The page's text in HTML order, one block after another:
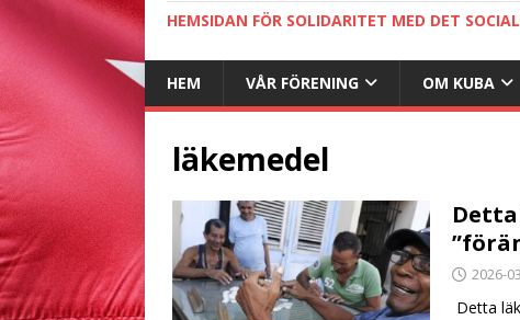
HEMSIDAN FÖR SOLIDARITET MED DET
HEM VÅR FÖRENING OM KUBA
läkemedel
2026-
Detta